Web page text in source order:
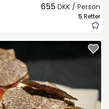
655 DKK / Person
5 Retter